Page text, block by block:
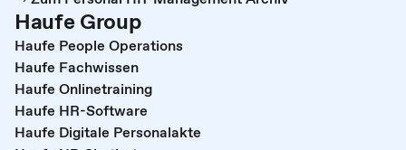
Haufe Group
Haufe People Operations
Haufe Fachwissen
Haufe Onlinetraining
Haufe HR-Software
Haufe Digitale Personalakte